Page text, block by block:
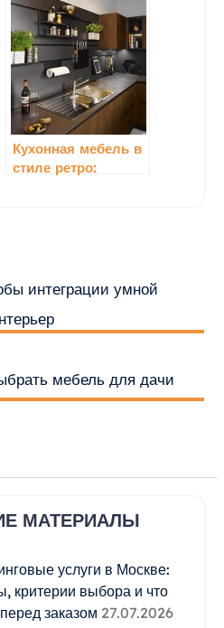
помощью кухонной
мебели
Кухонная мебель в
стиле ретро:
интеграции умной
мебель для дачи
МАТЕРИАЛЫ
услуги в Москве:
критерии выбора и что
заказом 27.07.2026